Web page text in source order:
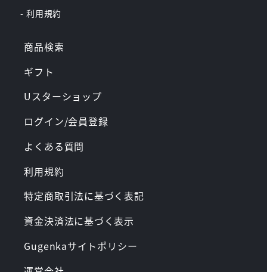
- 利用規約
商品検索
ギフト
Uスターショップ
ログイン/会員登録
よくある質問
利用規約
特定商取引法に基づく表記
資金決済法に基づく表示
Gugenkaサイトポリシー